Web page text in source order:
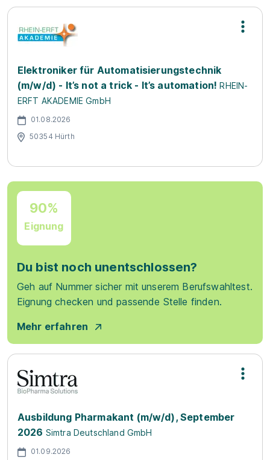
Elektroniker für Automatisierungstechnik
(m/w/d) - It’s not a trick - It’s automation! RHEIN-
ERFT AKADEMIE GmbH
01.08.2026
50354 Hürth
90%
Eignung
Du bist noch unentschlossen?
Geh auf Nummer sicher mit unserem Berufswahltest.
Eignung checken und passende Stelle finden.
Mehr erfahren
Ausbildung Pharmakant (m/w/d), September
2026 Simtra Deutschland GmbH
01.09.2026